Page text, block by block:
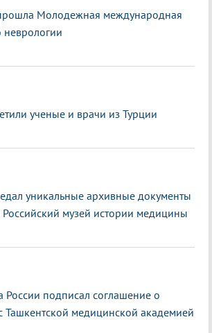
Молодежная международная
ученые и врачи из Турции
уникальные архивные документы
музей истории медицины
подписал соглашение о
Ташкентской медицинской академией